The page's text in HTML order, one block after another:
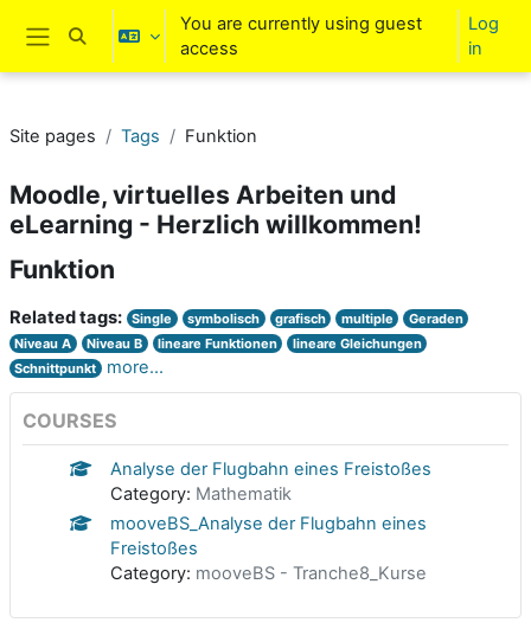
Skip to main content
Side panel
Toggle search input
You are currently using guest
access
Log
in
Site pages Tags Funktion
Moodle, virtuelles Arbeiten und
eLearning - Herzlich willkommen!
Funktion
Related tags: Single symbolisch grafisch multiple
Geraden
Niveau A
Niveau B lineare Funktionen
lineare Gleichungen
Schnittpunkt
more...
COURSES
Analyse der Flugbahn eines Freistoßes
Category: Mathematik
mooveBS_Analyse der Flugbahn eines
Freistoßes
Category: mooveBS - Tranche8_Kurse